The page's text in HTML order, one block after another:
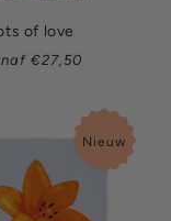
of love
€27,50
Nieuw